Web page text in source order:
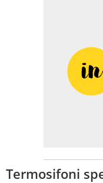
Termosifoni